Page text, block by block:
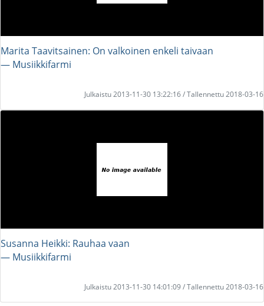
Marita Taavitsainen: On valkoinen enkeli taivaan
― Musiikkifarmi
Julkaistu 2013-11-30 13:22:16 / Tallennettu 2018-03-16
Susanna Heikki: Rauhaa vaan
― Musiikkifarmi
Julkaistu 2013-11-30 14:01:09 / Tallennettu 2018-03-16